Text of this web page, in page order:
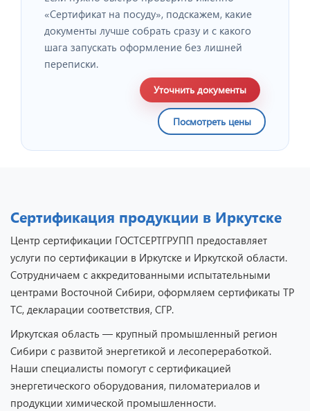
«Сертификат на посуду», подскажем, какие
документы лучше собрать сразу и с какого
шага запускать оформление без лишней
переписки.
Уточнить документы
Посмотреть цены
Сертификация продукции в Иркутске
Центр сертификации ГОСТСЕРТГРУПП предоставляет
услуги по сертификации в Иркутске и Иркутской области.
Сотрудничаем с аккредитованными испытательными
центрами Восточной Сибири, оформляем сертификаты ТР
ТС, декларации соответствия, СГР.
Иркутская область — крупный промышленный регион
Сибири с развитой энергетикой и лесопереработкой.
Наши специалисты помогут с сертификацией
энергетического оборудования, пиломатериалов и
продукции химической промышленности.